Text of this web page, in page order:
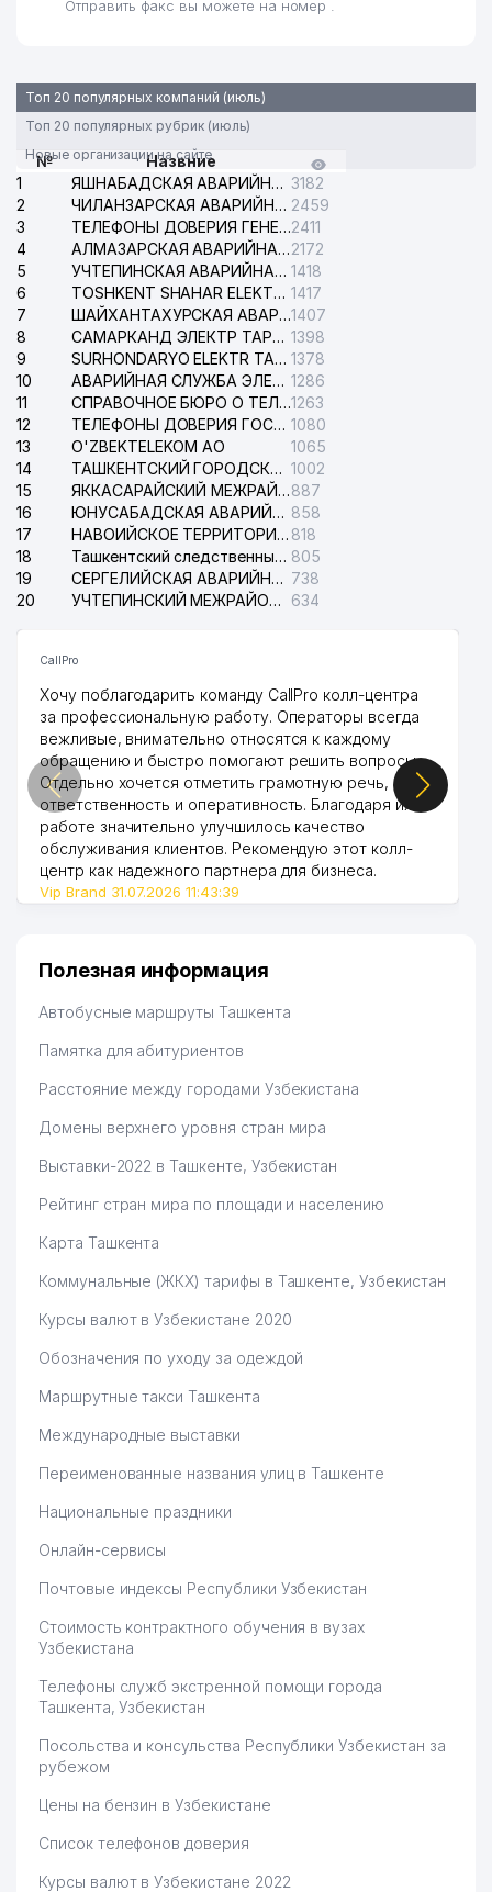
Отправить факс вы можете на номер .
Топ 20 популярных компаний (июль)
Топ 20 популярных рубрик (июль)
Новые организации на сайте
№
Назвние
1
ЯШНАБАДСКАЯ АВАРИЙНАЯ СЛУЖБА ЭЛЕКТРОСЕТИ 3182
2
ЧИЛАНЗАРСКАЯ АВАРИЙНАЯ СЛУЖБА ЭЛЕКТРОСЕТИ 2459
3
ТЕЛЕФОНЫ ДОВЕРИЯ ГЕНЕРАЛЬНОЙ ПРОКУРАТУРЫ РЕСПУБЛИКИ УЗБЕКИСТАН2411
4
АЛМАЗАРСКАЯ АВАРИЙНАЯ СЛУЖБА ЭЛЕКТРОСЕТИ2172
5
УЧТЕПИНСКАЯ АВАРИЙНАЯ СЛУЖБА ЭЛЕКТРОСЕТИ 1418
6
TOSHKENT SHAHAR ELEKTR TARMOQLARI KORXONASI АО 1417
7
ШАЙХАНТАХУРСКАЯ АВАРИЙНАЯ СЛУЖБА ЭЛЕКТРОСЕТИ1407
8
САМАРКАНД ЭЛЕКТР ТАРМОКЛАРИ АО 1398
9
SURHONDARYO ELEKTR TARMOKLARI АО 1378
10
АВАРИЙНАЯ СЛУЖБА ЭЛЕКТРОСЕТИ ТАШКЕНТСКОГО РАЙОНА 1286
11
СПРАВОЧНОЕ БЮРО О ТЕЛЕФОНАХ ОРГАНИЗАЦИЙ г. ТАШКЕНТА1263
12
ТЕЛЕФОНЫ ДОВЕРИЯ ГОСУДАРСТВЕННОГО ЦЕНТРА ТЕСТИРОВАНИЯ 1080
13
O'ZBEKTELEKOM АО
1065
14
ТАШКЕНТСКИЙ ГОРОДСКОЙ СУД ПО ГРАЖДАНСКИМ ДЕЛАМ 1002
15
ЯККАСАРАЙСКИЙ МЕЖРАЙОННЫЙ СУД ПО ГРАЖДАНСКИМ ДЕЛАМ887
16
ЮНУСАБАДСКАЯ АВАРИЙНАЯ СЛУЖБА ЭЛЕКТРОСЕТИ 858
17
НАВОИЙСКОЕ ТЕРРИТОРИАЛЬНОЕ ПРЕДПРИЯТИЕ ЭЛЕКТРОСЕТИ АО 818
18
Ташкентский следственный изолятор 805
19
СЕРГЕЛИЙСКАЯ АВАРИЙНАЯ СЛУЖБА ЭЛЕКТРОСЕТИ 738
20
УЧТЕПИНСКИЙ МЕЖРАЙОННЫЙ СУД ПО ГРАЖДАНСКИМ ДЕЛАМ 634
CallPro
Хочу поблагодарить команду CallPro колл-центра
за профессиональную работу. Операторы всегда
вежливые, внимательно относятся к каждому
обращению и быстро помогают решить вопросы.
Отдельно хочется отметить грамотную речь,
ответственность и оперативность. Благодаря их
работе значительно улучшилось качество
обслуживания клиентов. Рекомендую этот колл-
центр как надежного партнера для бизнеса.
Vip Brand 31.07.2026 11:43:39
Полезная информация
Автобусные маршруты Ташкента
Памятка для абитуриентов
Расстояние между городами Узбекистана
Домены верхнего уровня стран мира
Выставки-2022 в Ташкенте, Узбекистан
Рейтинг стран мира по площади и населению
Карта Ташкента
Коммунальные (ЖКХ) тарифы в Ташкенте, Узбекистан
Курсы валют в Узбекистане 2020
Обозначения по уходу за одеждой
Маршрутные такси Ташкента
Международные выставки
Переименованные названия улиц в Ташкенте
Национальные праздники
Онлайн-сервисы
Почтовые индексы Республики Узбекистан
Стоимость контрактного обучения в вузах
Узбекистана
Телефоны служб экстренной помощи города
Ташкента, Узбекистан
Посольства и консульства Республики Узбекистан за
рубежом
Цены на бензин в Узбекистане
Список телефонов доверия
Курсы валют в Узбекистане 2022